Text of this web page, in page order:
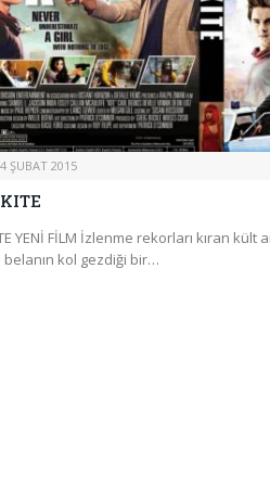
4 ŞUBAT 2015
KITE
YENİ FİLM İzlenme rekorları kıran
belanın kol gezdiği bir…